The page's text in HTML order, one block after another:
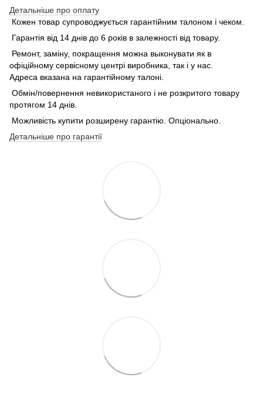
Детальніше про оплату
Кожен товар супроводжується гарантійним талоном і чеком.
Гарантія від 14 днів до 6 років в залежності від товару.
Ремонт, заміну, покращення можна выконувати як в
офіційному сервісному центрі виробника, так і у нас.
Адреса вказана на гарантійному талоні.
Обмін/повернення невикористаного і не розкритого товару
протягом 14 днів.
Можливість купити розширену гарантію. Опціонально.
Детальніше про гарантії